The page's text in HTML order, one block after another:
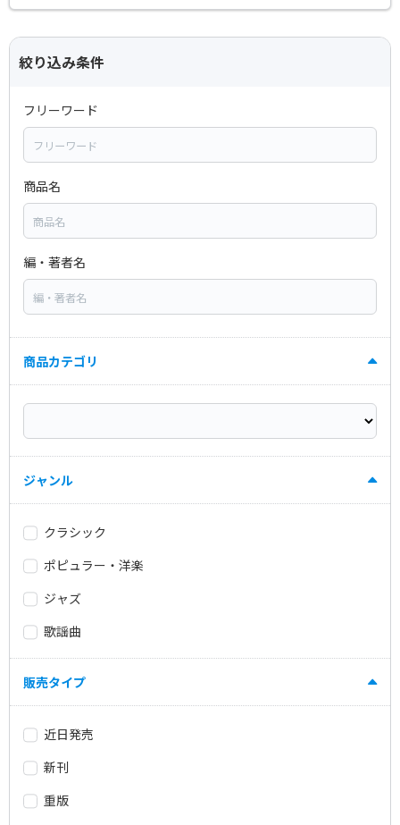
絞り込み条件
フリーワード
商品名
編・著者名
商品カテゴリ
ジャンル
クラシック
ポピュラー・洋楽
ジャズ
歌謡曲
販売タイプ
近日発売
新刊
重版